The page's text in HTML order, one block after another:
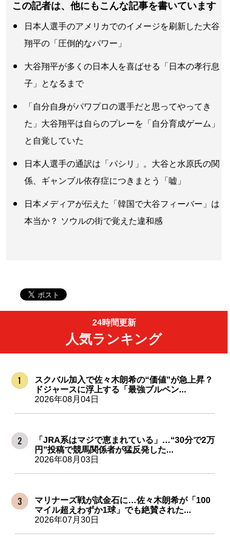
この記者は、他にもこんな記事を書いています
日本人選手のアメリカでのイメージを刷新した大谷
翔平の「圧倒的なパワー」
大谷翔平が多くの日本人を喜ばせる「日本の孝行息
子」となるまで
「自分自身がパワプロの選手だと思ってやってき
た」大谷翔平は自らのプレーを「自分育成ゲーム」
と自覚していた
日本人選手の通訳は「パシリ」。大谷と水原氏の関
係、ギャンブル依存症につきまとう「嘘」
日本メディアが伝えた「韓国で大谷フィーバー」は
本当か？ ソウルの街で覚えた違和感
24時間更新
人気ランキング
スクバル加入で佐々木朗希の“価値”が急上昇？
ドジャースに浮上する「最強ブルペン...
2026年08月04日
「JRA系はマジで恵まれている」…“30分で2万
円”投稿で競馬関係者が猛反発した...
2026年08月03日
マリナーズ戦が試金石に…佐々木朗希が「100
マイル超えわずか1球」でも絶賛された...
2026年07月30日